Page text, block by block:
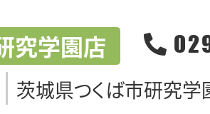
究学園店
茨城県つくば市研究